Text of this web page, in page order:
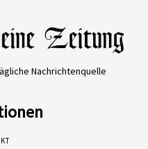
Nachrichtenquelle